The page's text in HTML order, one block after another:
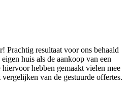
Prachtig resultaat voor ons behaald
huis als de aankoop van een
hebben gemaakt vielen mee
van de gestuurde offertes.